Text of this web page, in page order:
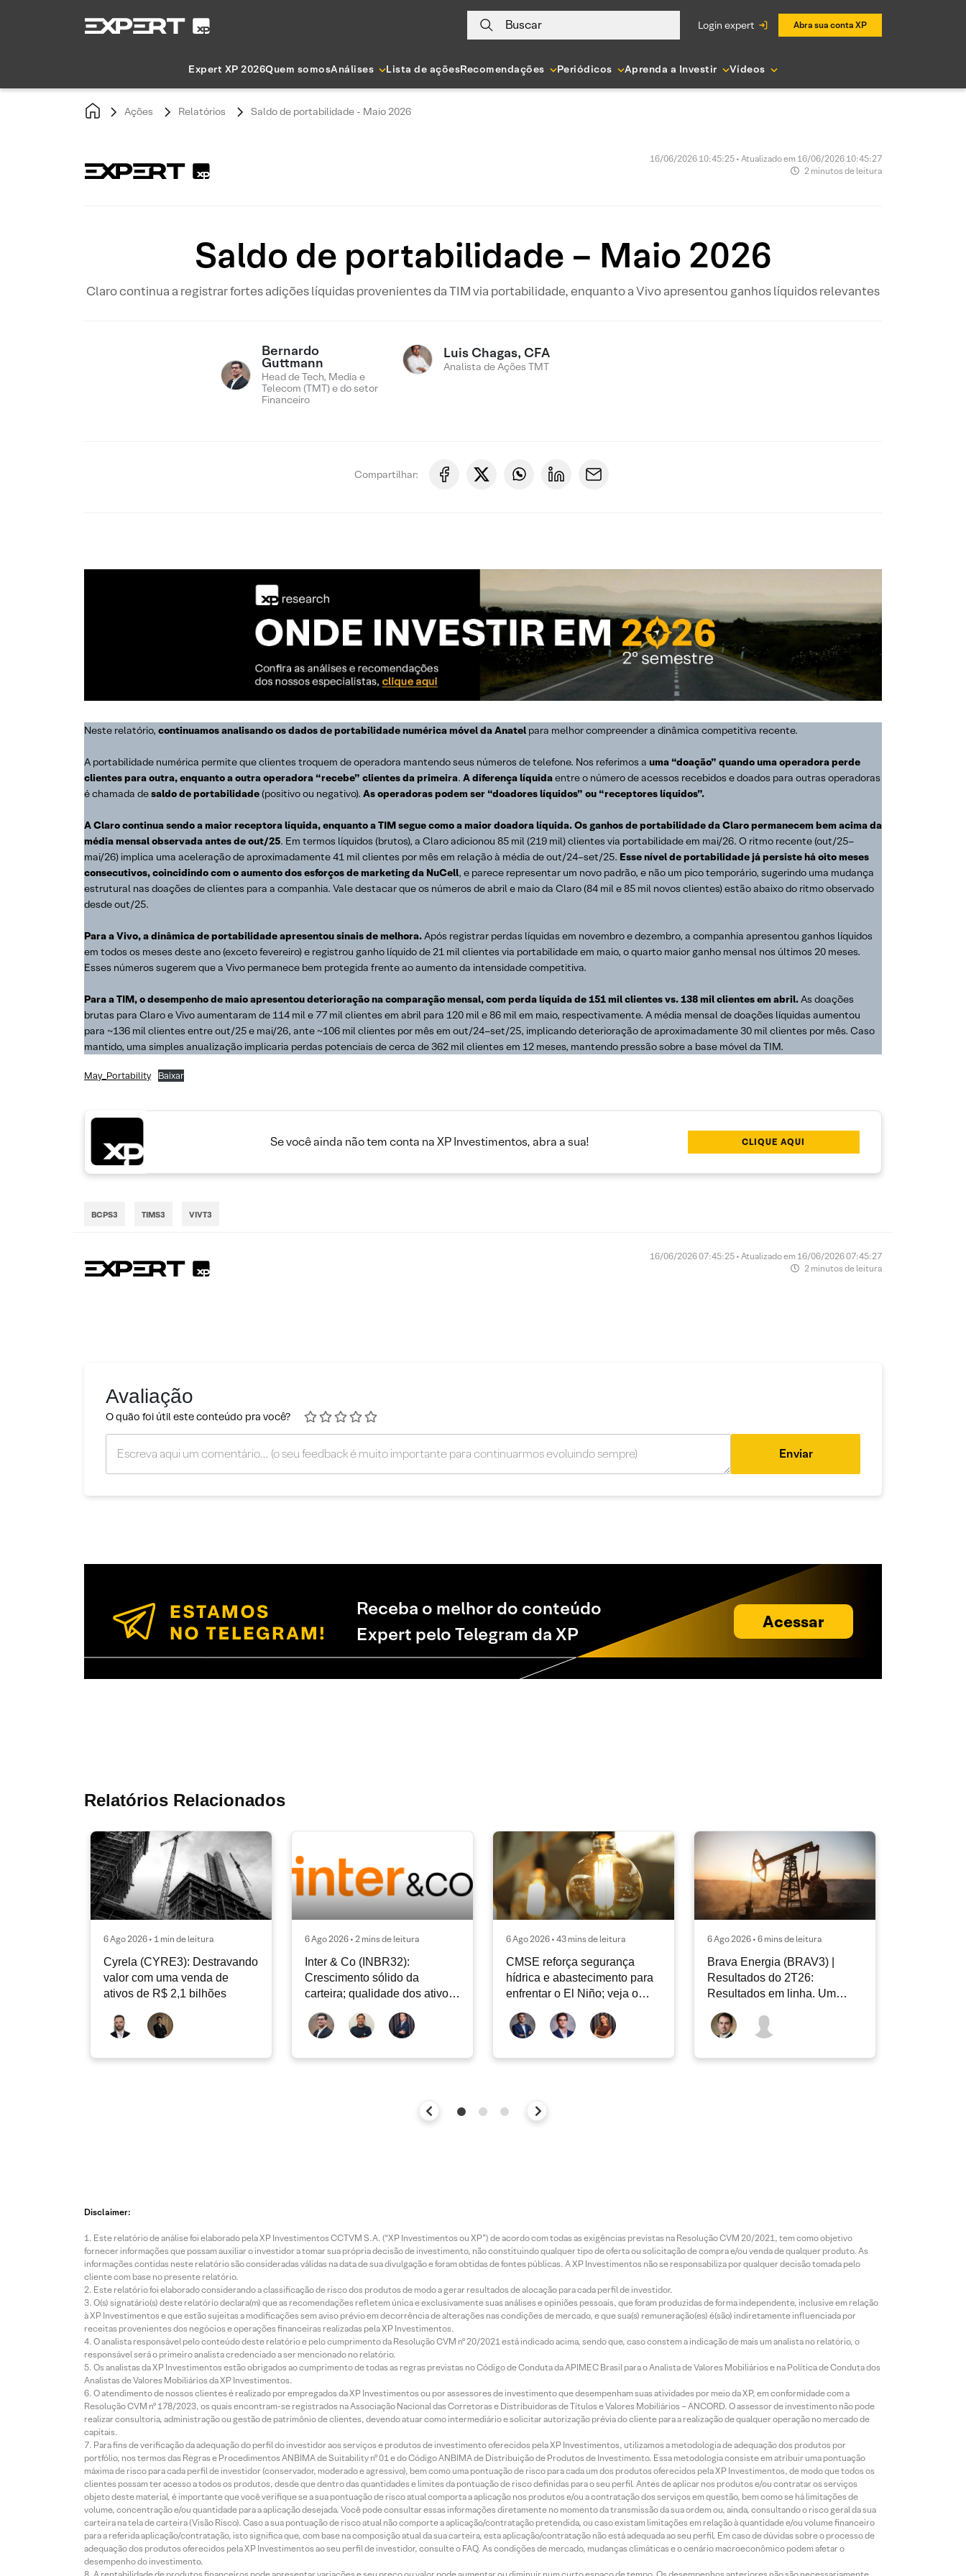
Buscar login expert Abra sua conta XP
Expert XP 2026Quem somosAnálises Lista de açõesRecomendações Periódicos Aprenda a Investir Vídeos
Ações Relatórios Saldo de portabilidade - Maio 2026
16/06/2026 10:45:25 • Atualizado em 16/06/2026 10:45:27
2 minutos de leitura
Saldo de portabilidade – Maio 2026
Claro continua a registrar fortes adições líquidas provenientes da TIM via portabilidade, enquanto a Vivo apresentou ganhos líquidos relevantes
Bernardo
Guttmann
Head de Tech, Media e
Telecom (TMT) e do setor
Financeiro
Luis Chagas, CFA
Analista de Ações TMT
Compartilhar:
Neste relatório, continuamos analisando os dados de portabilidade numérica móvel da Anatel para melhor compreender a dinâmica competitiva recente.
A portabilidade numérica permite que clientes troquem de operadora mantendo seus números de telefone. Nos referimos a uma “doação” quando uma operadora perde
clientes para outra, enquanto a outra operadora “recebe” clientes da primeira. A diferença líquidaentre o número de acessos recebidos e doados para outras operadoras
é chamada desaldo de portabilidade(positivo ou negativo). As operadoras podem ser “doadores líquidos” ou “receptores líquidos”.
A Claro continua sendo a maior receptora líquida, enquanto a TIM segue como a maior doadora líquida. Os ganhos de portabilidade da Claro permanecem bem acima da
média mensal observada antes de out/25. Em termos líquidos (brutos), a Claro adicionou 85 mil (219 mil) clientes via portabilidade em mai/26. O ritmo recente (out/25–
mai/26) implica uma aceleração de aproximadamente 41 mil clientes por mês em relação à média de out/24–set/25. Esse nível de portabilidade já persiste há oito meses
consecutivos, coincidindo com o aumento dos esforços de marketing da NuCell, e parece representar um novo padrão, e não um pico temporário, sugerindo uma mudança
estrutural nas doações de clientes para a companhia. Vale destacar que os números de abril e maio da Claro (84 mil e 85 mil novos clientes) estão abaixo do ritmo observado
desde out/25.
Para a Vivo, a dinâmica de portabilidade apresentou sinais de melhora.Após registrar perdas líquidas em novembro e dezembro, a companhia apresentou ganhos líquidos
em todos os meses deste ano (exceto fevereiro) e registrou ganho líquido de 21 mil clientes via portabilidade em maio, o quarto maior ganho mensal nos últimos 20 meses.
Esses números sugerem que a Vivo permanece bem protegida frente ao aumento da intensidade competitiva.
Para a TIM, o desempenho de maio apresentou deterioração na comparação mensal, com perda líquida de 151 mil clientes vs. 138 mil clientes em abril.As doações
brutas para Claro e Vivo aumentaram de 114 mil e 77 mil clientes em abril para 120 mil e 86 mil em maio, respectivamente. A média mensal de doações líquidas aumentou
para ~136 mil clientes entre out/25 e mai/26, ante ~106 mil clientes por mês em out/24–set/25, implicando deterioração de aproximadamente 30 mil clientes por mês. Caso
mantido, uma simples anualização implicaria perdas potenciais de cerca de 362 mil clientes em 12 meses, mantendo pressão sobre a base móvel da TIM.
May_Portability Baixar
Se você ainda não tem conta na XP Investimentos, abra a sua! CLIQUE AQUI
BCPS3 TIMS3 VIVT3
16/06/2026 07:45:25 • Atualizado em 16/06/2026 07:45:27
2 minutos de leitura
Avaliação
O quão foi útil este conteúdo pra você?
Enviar
Receba o melhor do conteúdo
Expert pelo Telegram da XP
Acessar
Relatórios Relacionados
6 Ago 2026 • 1 min de leitura
Cyrela (CYRE3): Destravando
valor com uma venda de
ativos de R$ 2,1 bilhões
6 Ago 2026 • 2 mins de leitura
Inter & Co (INBR32):
Crescimento sólido da
carteira; qualidade dos ativos
continua sendo o principal
debate
6 Ago 2026 • 43 mins de leitura
CMSE reforça segurança
hídrica e abastecimento para
enfrentar o El Niño; veja o
Radar Energia XP | Agosto
6 Ago 2026 • 6 mins de leitura
Brava Energia (BRAV3) |
Resultados do 2T26:
Resultados em linha. Um
novo capítulo à frente
Disclaimer:
Este relatório de análise foi elaborado pela XP Investimentos CCTVM S.A. (“XP Investimentos ou XP”) de acordo com todas as exigências previstas na Resolução CVM 20/2021, tem como objetivo
fornecer informações que possam auxiliar o investidor a tomar sua própria decisão de investimento, não constituindo qualquer tipo de oferta ou solicitação de compra e/ou venda de qualquer produto. As
informações contidas neste relatório são consideradas válidas na data de sua divulgação e foram obtidas de fontes públicas. A XP Investimentos não se responsabiliza por qualquer decisão tomada pelo
cliente com base no presente relatório.
Este relatório foi elaborado considerando a classificação de risco dos produtos de modo a gerar resultados de alocação para cada perfil de investidor.
O(s) signatário(s) deste relatório declara(m) que as recomendações refletem única e exclusivamente suas análises e opiniões pessoais, que foram produzidas de forma independente, inclusive em relação
à XP Investimentos e que estão sujeitas a modificações sem aviso prévio em decorrência de alterações nas condições de mercado, e que sua(s) remuneração(es) é(são) indiretamente influenciada por
receitas provenientes dos negócios e operações financeiras realizadas pela XP Investimentos.
O analista responsável pelo conteúdo deste relatório e pelo cumprimento da Resolução CVM nº 20/2021 está indicado acima, sendo que, caso constem a indicação de mais um analista no relatório, o
responsável será o primeiro analista credenciado a ser mencionado no relatório.
Os analistas da XP Investimentos estão obrigados ao cumprimento de todas as regras previstas no Código de Conduta da APIMEC Brasil para o Analista de Valores Mobiliários e na Política de Conduta dos
Analistas de Valores Mobiliários da XP Investimentos.
O atendimento de nossos clientes é realizado por empregados da XP Investimentos ou por assessores de investimento que desempenham suas atividades por meio da XP, em conformidade com a
Resolução CVM nº 178/2023, os quais encontram-se registrados na Associação Nacional das Corretoras e Distribuidoras de Títulos e Valores Mobiliários – ANCORD. O assessor de investimento não pode
realizar consultoria, administração ou gestão de patrimônio de clientes, devendo atuar como intermediário e solicitar autorização prévia do cliente para a realização de qualquer operação no mercado de
capitais.
Para fins de verificação da adequação do perfil do investidor aos serviços e produtos de investimento oferecidos pela XP Investimentos, utilizamos a metodologia de adequação dos produtos por
portfólio, nos termos das Regras e Procedimentos ANBIMA de Suitability nº 01 e do Código ANBIMA de Distribuição de Produtos de Investimento. Essa metodologia consiste em atribuir uma pontuação
máxima de risco para cada perfil de investidor (conservador, moderado e agressivo), bem como uma pontuação de risco para cada um dos produtos oferecidos pela XP Investimentos, de modo que todos os
clientes possam ter acesso a todos os produtos, desde que dentro das quantidades e limites da pontuação de risco definidas para o seu perfil. Antes de aplicar nos produtos e/ou contratar os serviços
objeto deste material, é importante que você verifique se a sua pontuação de risco atual comporta a aplicação nos produtos e/ou a contratação dos serviços em questão, bem como se há limitações de
volume, concentração e/ou quantidade para a aplicação desejada. Você pode consultar essas informações diretamente no momento da transmissão da sua ordem ou, ainda, consultando o risco geral da sua
carteira na tela de carteira (Visão Risco). Caso a sua pontuação de risco atual não comporte a aplicação/contratação pretendida, ou caso existam limitações em relação à quantidade e/ou volume financeiro
para a referida aplicação/contratação, isto significa que, com base na composição atual da sua carteira, esta aplicação/contratação não está adequada ao seu perfil. Em caso de dúvidas sobre o processo de
adequação dos produtos oferecidos pela XP Investimentos ao seu perfil de investidor, consulte o FAQ. As condições de mercado, mudanças climáticas e o cenário macroeconômico podem afetar o
desempenho do investimento.